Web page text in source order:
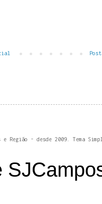
e Região - desde 2009. Tema